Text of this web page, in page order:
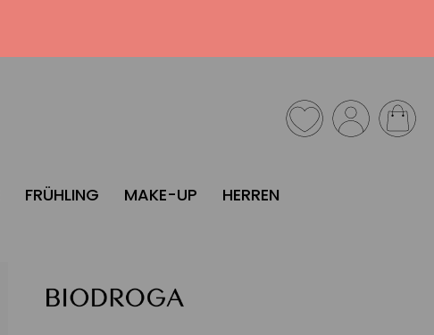
FRÜHLING MAKE-UP HERREN